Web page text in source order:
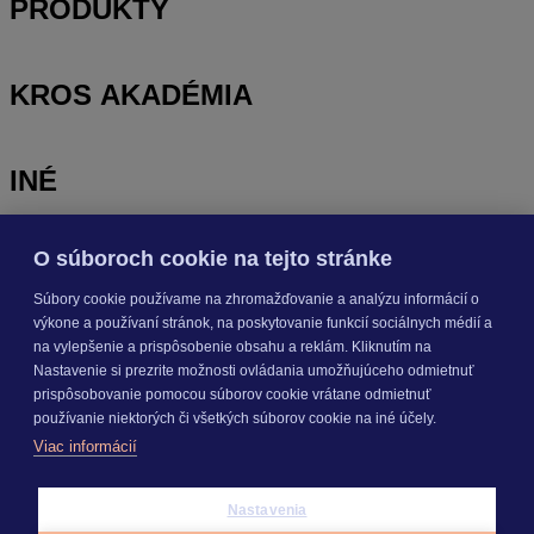
PRODUKTY
KROS AKADÉMIA
INÉ
OdoberajteNOVINKY
O nás
Copyright © 2026 KROS a. s.
Prihlásiť sa
O súboroch cookie na tejto stránke
Súbory cookie používame na zhromažďovanie a analýzu informácií o
výkone a používaní stránok, na poskytovanie funkcií sociálnych médií a
na vylepšenie a prispôsobenie obsahu a reklám. Kliknutím na
Nastavenie si prezrite možnosti ovládania umožňujúceho odmietnuť
prispôsobovanie pomocou súborov cookie vrátane odmietnuť
používanie niektorých či všetkých súborov cookie na iné účely.
Viac informácií
Nastavenia